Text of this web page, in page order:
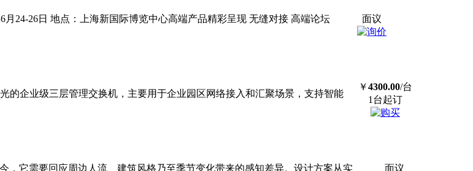
月24-26日 地点：上海新国际博览中心高端产品精彩呈现 无缝对接 高端论坛
面议
的企业级三层管理交换机，主要用于企业园区网络接入和汇聚场景，支持智能
￥4300.00/台
1台起订
，它需要回应周边人流、建筑风格乃至季节变化带来的感知差异。设计方案从实
面议